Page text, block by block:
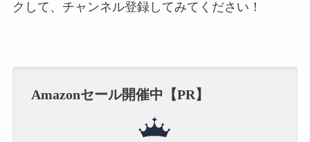
クして、チャンネル登録してみてください！
Amazonセール開催中【PR】